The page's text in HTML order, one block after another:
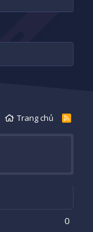
Trang chủ
R
S
0